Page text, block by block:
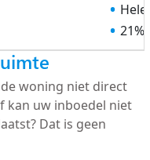
21%
woning niet direct
kan uw inboedel niet
Dat is geen